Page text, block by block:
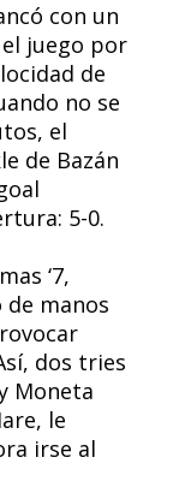
con un
juego por
de
no se
el
de Bazán
5-0.
‘7,
de manos
dos tries
Moneta
le
irse al